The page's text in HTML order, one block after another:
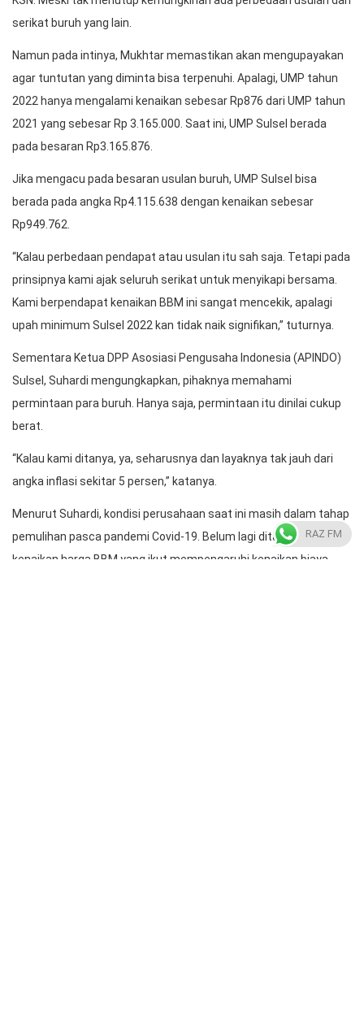
serikat buruh yang lain.
Namun pada intinya, Mukhtar memastikan akan mengupayakan
agar tuntutan yang diminta bisa terpenuhi. Apalagi, UMP tahun
2022 hanya mengalami kenaikan sebesar Rp876 dari UMP tahun
2021 yang sebesar Rp 3.165.000. Saat ini, UMP Sulsel berada
pada besaran Rp3.165.876.
Jika mengacu pada besaran usulan buruh, UMP Sulsel bisa
berada pada angka Rp4.115.638 dengan kenaikan sebesar
Rp949.762.
“Kalau perbedaan pendapat atau usulan itu sah saja. Tetapi pada
prinsipnya kami ajak seluruh serikat untuk menyikapi bersama.
Kami berpendapat kenaikan BBM ini sangat mencekik, apalagi
upah minimum Sulsel 2022 kan tidak naik signifikan,” tuturnya.
Sementara Ketua DPP Asosiasi Pengusaha Indonesia (APINDO)
Sulsel, Suhardi mengungkapkan, pihaknya memahami
permintaan para buruh. Hanya saja, permintaan itu dinilai cukup
berat.
“Kalau kami ditanya, ya, seharusnya dan layaknya tak jauh dari
angka inflasi sekitar 5 persen,” katanya.
Menurut Suhardi, kondisi perusahaan saat ini masih dalam tahap
pemulihan pasca pandemi Covid-19. Belum lagi ditambah dengan
kenaikan harga BBM yang ikut mempengaruhi kenaikan biaya
RAZ FM